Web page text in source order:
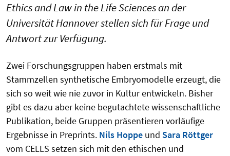
Ethics and Law in the Life Sciences an der
Universität Hannover stellen sich für Frage und
Antwort zur Verfügung.
Zwei Forschungsgruppen haben erstmals mit
Stammzellen synthetische Embryomodelleerzeugt, die
sich so weit wie nie zuvor in Kultur entwickeln. Bisher
gibt es dazu aber keine begutachtete wissenschaftliche
Publikation, beide Gruppen präsentieren vorläufige
Ergebnisse in Preprints. Nils Hoppe und Sara Röttger
vom CELLS setzen sich mit den ethischen und